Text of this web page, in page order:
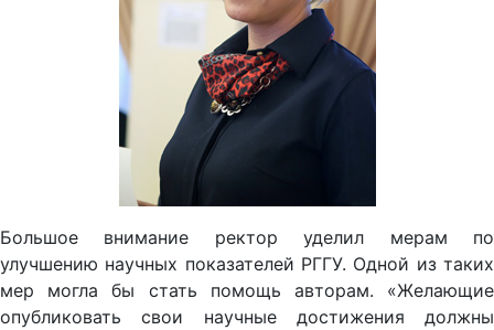
Большое внимание ректор уделил мерам по
улучшению научных показателей РГГУ. Одной из таких
мер могла бы стать помощь авторам. «Желающие
опубликовать свои научные достижения должны